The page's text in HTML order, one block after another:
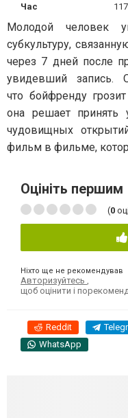
Час 117
Молодой человек
субкультуру,
через 7 дней после
увидевший запись.
что бойфренду
она решает
чудовищных
фильм в фильме,
Оцініть першим
(0
Ніхто ще не рекомендував
Авторизуйтесь ,
щоб оцінити і
Reddit
WhatsApp